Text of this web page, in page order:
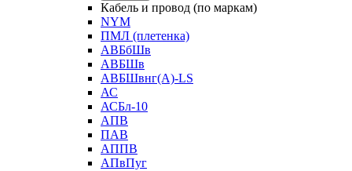
Кабель и провод (по маркам)
NYM
ПМЛ (плетенка)
АВБбШв
АВБШв
АВБШвнг(А)-LS
АС
АСБл-10
АПВ
ПАВ
АППВ
АПвПуг